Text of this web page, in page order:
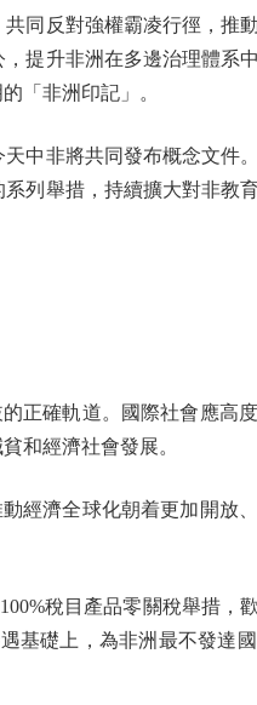
反對強權霸凌行徑，推
提升非洲在多邊治理體系
「非洲印記」。
非將共同發布概念文件
列舉措，持續擴大對非教
確軌道。國際社會應高
和經濟社會發展。
濟全球化朝着更加開放、
稅目產品零關稅舉措，歡
基礎上，為非洲最不發達